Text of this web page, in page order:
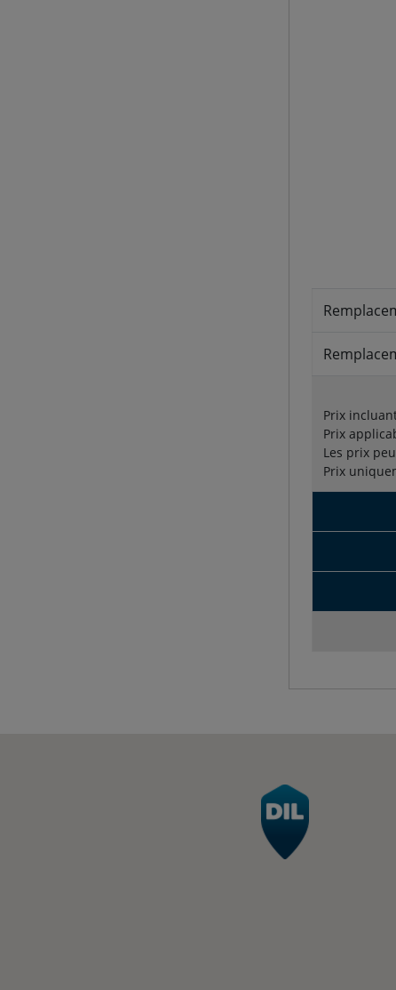
Prix
Prix
Les prix
Prix